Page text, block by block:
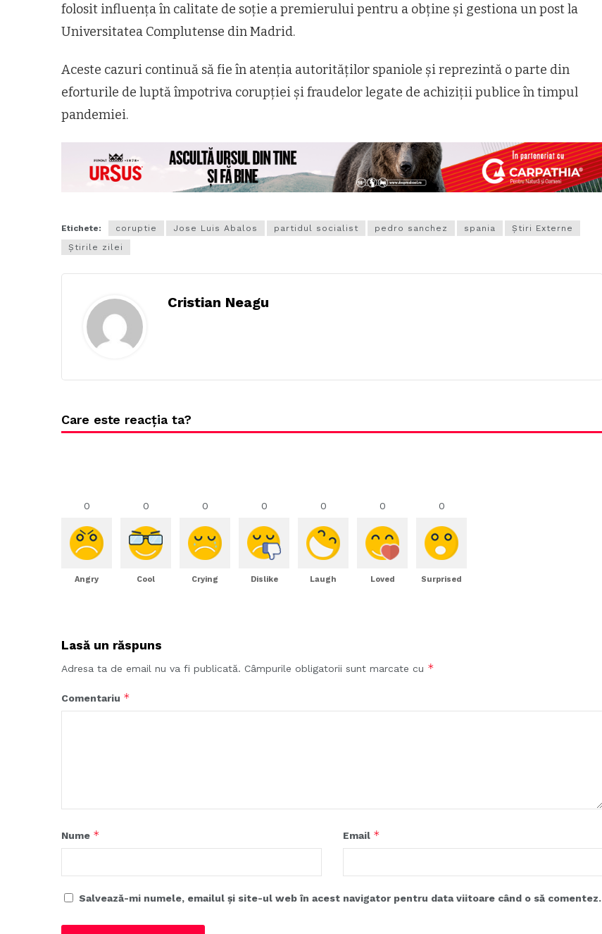
folosit influența în calitate de soție a premierului pentru a obține și gestiona un post la
Universitatea Complutense din Madrid.
Aceste cazuri continuă să fie în atenția autorităților spaniole și reprezintă o parte din
eforturile de luptă împotriva corupției și fraudelor legate de achiziții publice în timpul
pandemiei.
Etichete: coruptie Jose Luis Abalos partidul socialist pedro sanchez spania
Știri Externe
Știrile zilei
Cristian Neagu
Care este reacția ta?
0
Angry
0
Cool
0
Crying
0
Dislike
0
Laugh
0
Loved
0
Surprised
Lasă un răspuns
Adresa ta de email nu va fi publicată. Câmpurile obligatorii sunt marcate cu *
Comentariu *
Nume * Email *
Salvează-mi numele, emailul și site-ul web în acest navigator pentru data viitoare când o să comentez.